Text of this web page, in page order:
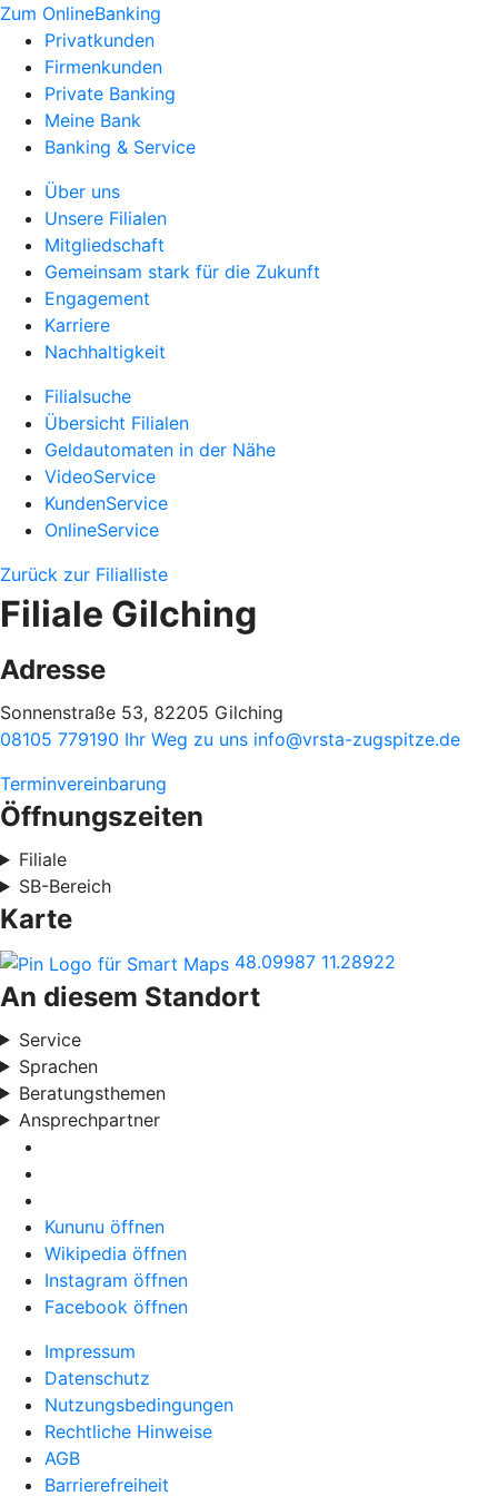
Zum OnlineBanking
Privatkunden
Firmenkunden
Private Banking
Meine Bank
Banking & Service
Über uns
Unsere Filialen
Mitgliedschaft
Gemeinsam stark für die Zukunft
Engagement
Karriere
Nachhaltigkeit
Filialsuche
Übersicht Filialen
Geldautomaten in der Nähe
VideoService
KundenService
OnlineService
Zurück zur Filialliste
Filiale Gilching
Adresse
Sonnenstraße 53, 82205 Gilching
08105 779190 Ihr Weg zu uns info@vrsta-zugspitze.de
Terminvereinbarung
Öffnungszeiten
Filiale
SB-Bereich
Karte
48.09987 11.28922
An diesem Standort
Service
Sprachen
Beratungsthemen
Ansprechpartner
Kununu öffnen
Wikipedia öffnen
Instagram öffnen
Facebook öffnen
Impressum
Datenschutz
Nutzungsbedingungen
Rechtliche Hinweise
AGB
Barrierefreiheit